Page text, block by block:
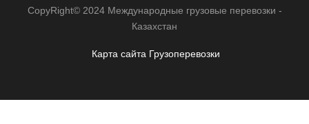
CopyRight© 2024 Международные грузовые перевозки -
Казахстан
Карта сайта Грузоперевозки